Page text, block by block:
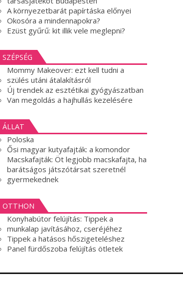
A környezetbarát papírtáska előnyei
Okosóra a mindennapokra?
Ezüst gyűrű: kit illik vele meglepni?
SZÉPSÉG
Mommy Makeover: ezt kell tudni a
szülés utáni átalakításról
Új trendek az esztétikai gyógyászatban
Van megoldás a hajhullás kezelésére
ÁLLAT
Poloska
Ősi magyar kutyafajták: a komondor
Macskafajták: Öt legjobb macskafajta, ha
barátságos játszótársat szeretnél
gyermekednek
OTTHON
Konyhabútor felújítás: Tippek a
munkalap javításához, cseréjéhez
Tippek a hatásos hőszigeteléshez
Panel fürdőszoba felújítás ötletek